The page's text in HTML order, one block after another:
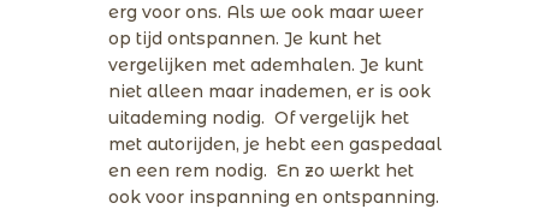
erg voor ons. Als we ook maar weer
op tijd ontspannen. Je kunt het
vergelijken met ademhalen. Je kunt
niet alleen maar inademen, er is ook
uitademing nodig. Of vergelijk het
met autorijden, je hebt een gaspedaal
en een rem nodig. En zo werkt het
ook voor inspanning en ontspanning.